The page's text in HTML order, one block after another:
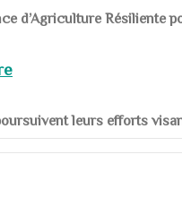
d’Agriculture Résiliente
leurs efforts